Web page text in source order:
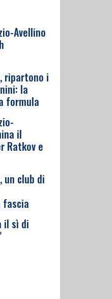
Avellino
ripartono i
la
formula
il
Ratkov e
un club di
fascia
il sì di